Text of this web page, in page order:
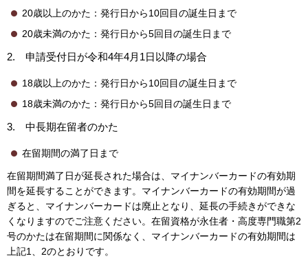
20歳以上のかた：発行日から10回目の誕生日まで
20歳未満のかた：発行日から5回目の誕生日まで
2. 申請受付日が令和4年4月1日以降の場合
18歳以上のかた：発行日から10回目の誕生日まで
18歳未満のかた：発行日から5回目の誕生日まで
3. 中長期在留者のかた
在留期間の満了日まで
在留期間満了日が延長された場合は、マイナンバーカードの有効期
間を延長することができます。マイナンバーカードの有効期間が過
ぎると、マイナンバーカードは廃止となり、延長の手続きができな
くなりますのでご注意ください。在留資格が永住者・高度専門職第2
号のかたは在留期間に関係なく、マイナンバーカードの有効期間は
上記1、2のとおりです。